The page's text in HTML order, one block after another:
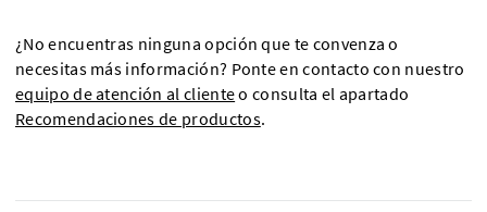
¿No encuentras ninguna opción que te convenza o
necesitas más información? Ponte en contacto con nuestro
equipo de atención al clienteo consulta el apartado
Recomendaciones de productos.